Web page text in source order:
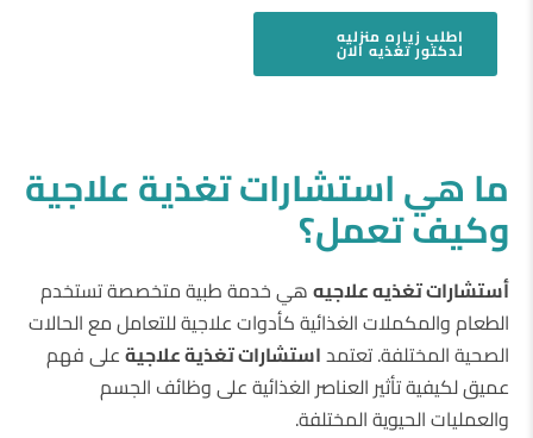
اطلب زياره منزليه
لدكتور تغذيه الان
ما هي استشارات تغذية علاجية
وكيف تعمل؟
أستشارات تغذيه علاجيههي خدمة طبية متخصصة تستخدم
الطعام والمكملات الغذائية كأدوات علاجية للتعامل مع الحالات
الصحية المختلفة. تعتمداستشارات تغذية علاجيةعلى فهم
عميق لكيفية تأثير العناصر الغذائية على وظائف الجسم
والعمليات الحيوية المختلفة.